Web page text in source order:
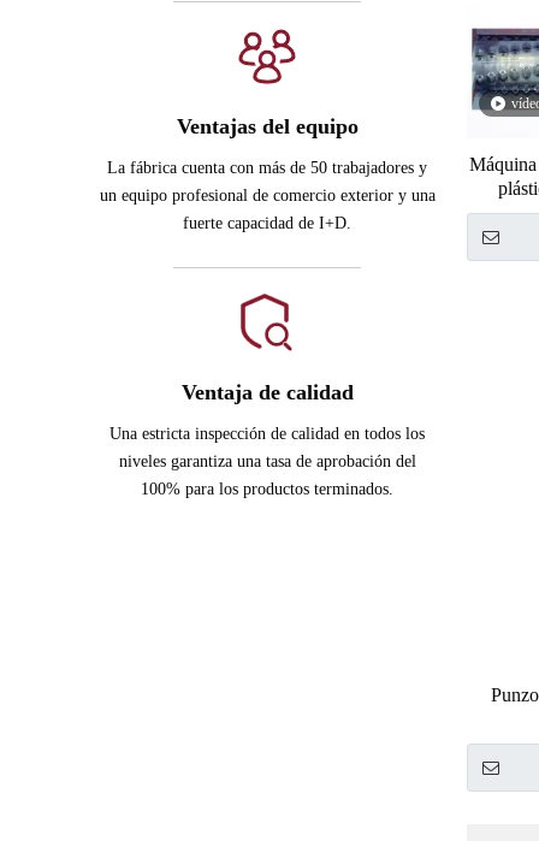
Ventajas del equipo
La fábrica cuenta con más de 50 trabajadores y
un equipo profesional de comercio exterior y una
fuerte capacidad de I+D.
Ventaja de calidad
Una estricta inspección de calidad en todos los
niveles garantiza una tasa de aprobación del
100% para los productos terminados.
Máquina